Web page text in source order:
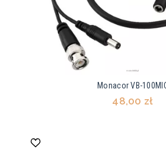
Monacor VB-
48,00 zł